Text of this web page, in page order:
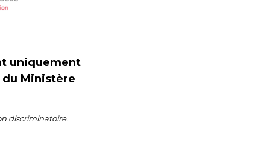
uniquement
Ministère
discriminatoire.